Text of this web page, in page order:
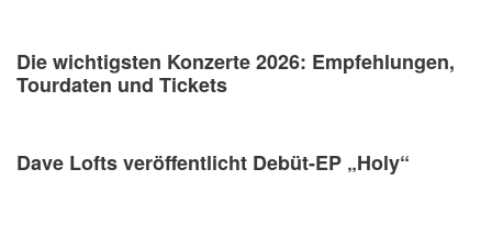
Die wichtigsten Konzerte 2026: Empfehlungen,
Tourdaten und Tickets
Dave Lofts veröffentlicht Debüt-EP „Holy“